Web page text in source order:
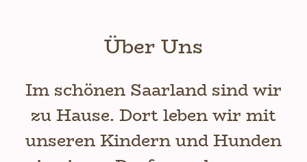
Über Uns
Im schönen Saarland sind wir
zu Hause. Dort leben wir mit
unseren Kindern und Hunden